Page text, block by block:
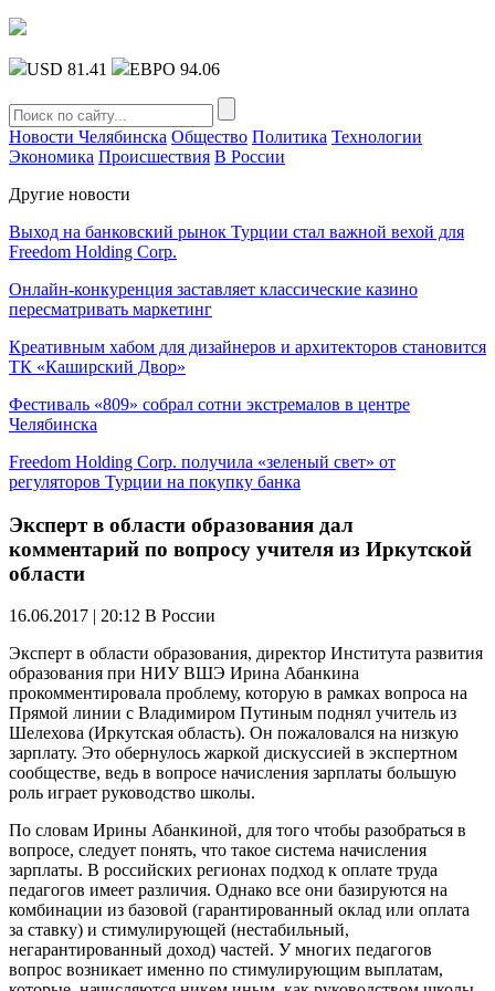
USD 81.41 ЕВРО 94.06
Новости Челябинска Общество Политика Технологии
Экономика Происшествия В России
Другие новости
Выход на банковский рынок Турции стал важной вехой для
Freedom Holding Corp.
Онлайн-конкуренция заставляет классические казино
пересматривать маркетинг
Креативным хабом для дизайнеров и архитекторов становится
ТК «Каширский Двор»
Фестиваль «809» собрал сотни экстремалов в центре
Челябинска
Freedom Holding Corp. получила «зеленый свет» от
регуляторов Турции на покупку банка
Эксперт в области образования дал
комментарий по вопросу учителя из Иркутской
области
16.06.2017 | 20:12 В России
Эксперт в области образования, директор Института развития
образования при НИУ ВШЭ Ирина Абанкина
прокомментировала проблему, которую в рамках вопроса на
Прямой линии с Владимиром Путиным поднял учитель из
Шелехова (Иркутская область). Он пожаловался на низкую
зарплату. Это обернулось жаркой дискуссией в экспертном
сообществе, ведь в вопросе начисления зарплаты большую
роль играет руководство школы.
По словам Ирины Абанкиной, для того чтобы разобраться в
вопросе, следует понять, что такое система начисления
зарплаты. В российских регионах подход к оплате труда
педагогов имеет различия. Однако все они базируются на
комбинации из базовой (гарантированный оклад или оплата
за ставку) и стимулирующей (нестабильный,
негарантированный доход) частей. У многих педагогов
вопрос возникает именно по стимулирующим выплатам,